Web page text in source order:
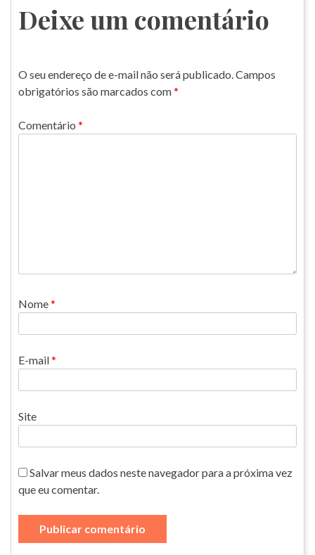
Post
Deixe um comentário
O seu endereço de e-mail não será publicado. Campos
obrigatórios são marcados com*
Comentário *
Nome*
E-mail*
Site
Salvar meus dados neste navegador para a próxima vez
que eu comentar.